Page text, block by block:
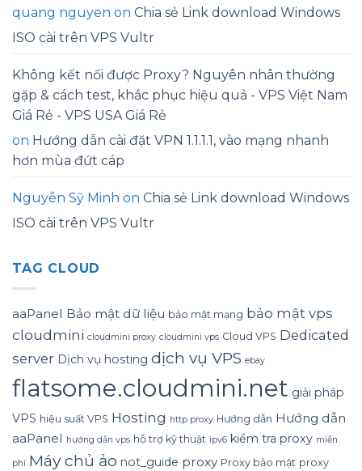
quang nguyen on Chia sẻ Link download Windows
ISO cài trên VPS Vultr
Không kết nối được Proxy? Nguyên nhân thường
gặp & cách test, khắc phục hiệu quả - VPS Việt Nam
Giá Rẻ - VPS USA Giá Rẻ
on Hướng dẫn cài đặt VPN 1.1.1.1, vào mạng nhanh
hơn mùa đứt cáp
Nguyễn Sỹ Minh on Chia sẻ Link download Windows
ISO cài trên VPS Vultr
TAG CLOUD
aaPanel Bảo mật dữ liệu bảo mật mạng bảo mật vps
cloudmini cloudmini proxy cloudmini vps Cloud VPS Dedicated
server Dịch vụ hosting dịch vụ VPS ebay
flatsome.cloudmini.net giải pháp
VPS hiệu suất VPS Hosting http proxy Hướng dẫn Hướng dẫn
aaPanel hướng dẫn vps hỗ trợ kỹ thuật ipv6 kiểm tra proxy miễn
phí Máy chủ ảo not_guide proxy Proxy bảo mật proxy